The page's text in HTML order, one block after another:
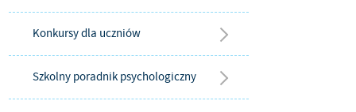
Konkursy dla uczniów
Szkolny poradnik psychologiczny